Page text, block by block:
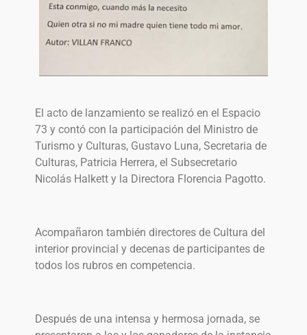
El acto de lanzamiento se realizó en el Espacio
73 y contó con la participación del Ministro de
Turismo y Culturas, Gustavo Luna, Secretaria de
Culturas, Patricia Herrera, el Subsecretario
Nicolás Halkett y la Directora Florencia Pagotto.
Acompañaron también directores de Cultura del
interior provincial y decenas de participantes de
todos los rubros en competencia.
Después de una intensa y hermosa jornada, se